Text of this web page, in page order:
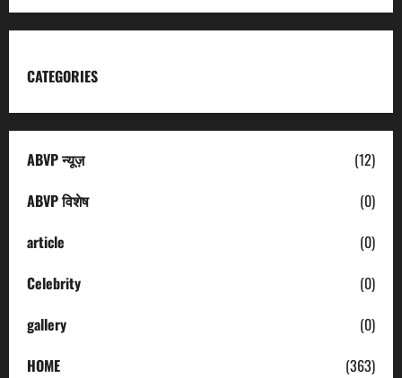
CATEGORIES
ABVP न्यूज़
(12)
ABVP विशेष
(0)
article
(0)
Celebrity
(0)
gallery
(0)
HOME
(363)